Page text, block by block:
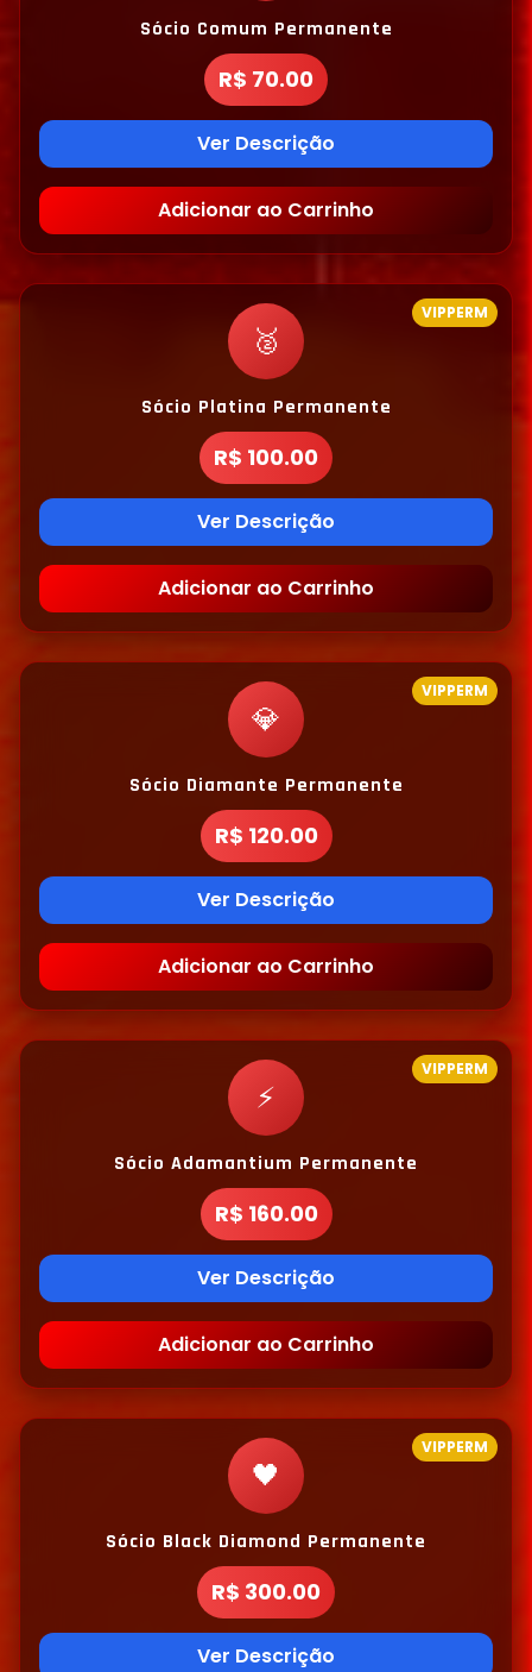
Sócio Comum Permanente
R$ 70.00
Ver Descrição
Adicionar ao Carrinho
VIPPERM
🥈
Sócio Platina Permanente
R$ 100.00
Ver Descrição
Adicionar ao Carrinho
VIPPERM
💎
Sócio Diamante Permanente
R$ 120.00
Ver Descrição
Adicionar ao Carrinho
VIPPERM
⚡
Sócio Adamantium Permanente
R$ 160.00
Ver Descrição
Adicionar ao Carrinho
VIPPERM
🖤
Sócio Black Diamond Permanente
R$ 300.00
Ver Descrição